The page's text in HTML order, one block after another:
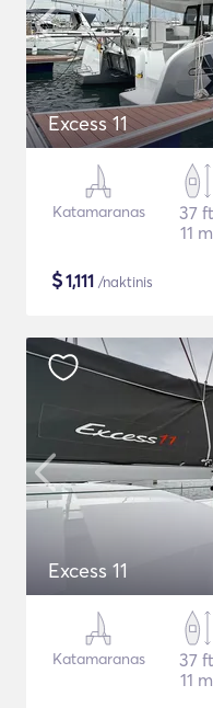
Excess 11
Katamaranas
37 ft
11 m
$1,111 /naktinis
Excess 11
Katamaranas
37 ft
11 m